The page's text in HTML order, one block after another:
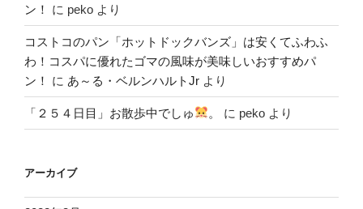
ン！
に peko より
コストコのパン「ホットドックバンズ」は安くてふわふ
わ！コスパに優れたゴマの風味が美味しいおすすめパ
ン！
に あ～る・ベルンハルトJr より
「２５４日目」お散歩中でしゅ 。 に peko より
アーカイブ